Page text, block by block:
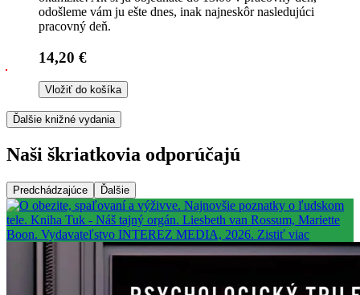
odošleme vám ju ešte dnes, inak najneskôr nasledujúci
pracovný deň.
14,20 €
Vložiť do košíka
Ďalšie knižné vydania
Naši škriatkovia odporúčajú
Predchádzajúce Ďalšie